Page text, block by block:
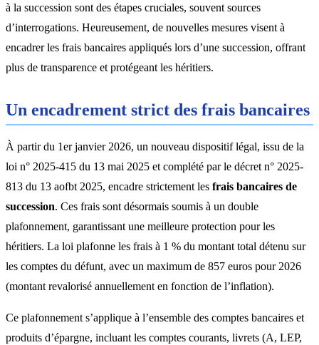
à la succession sont des étapes cruciales, souvent sources
d’interrogations. Heureusement, de nouvelles mesures visent à
encadrer les frais bancaires appliqués lors d’une succession, offrant
plus de transparence et protégeant les héritiers.
Un encadrement strict des frais bancaires
À partir du 1er janvier 2026, un nouveau dispositif légal, issu de la
loi n° 2025-415 du 13 mai 2025 et complété par le décret n° 2025-
813 du 13 aofbt 2025, encadre strictement les frais bancaires de
succession. Ces frais sont désormais soumis à un double
plafonnement, garantissant une meilleure protection pour les
héritiers. La loi plafonne les frais à 1 % du montant total détenu sur
les comptes du défunt, avec un maximum de 857 euros pour 2026
(montant revalorisé annuellement en fonction de l’inflation).
Ce plafonnement s’applique à l’ensemble des comptes bancaires et
produits d’épargne, incluant les comptes courants, livrets (A, LEP,